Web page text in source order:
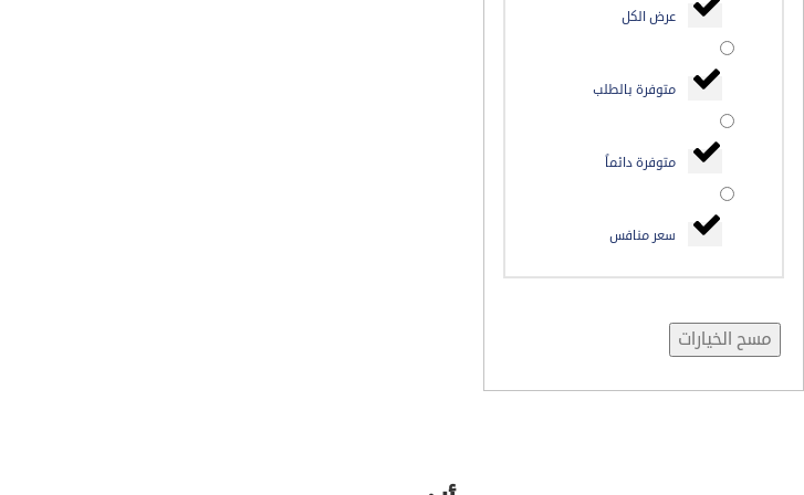
عرض الكل
متوفرة بالطلب
متوفرة دائماً
سعر منافس
مسح الخيارات